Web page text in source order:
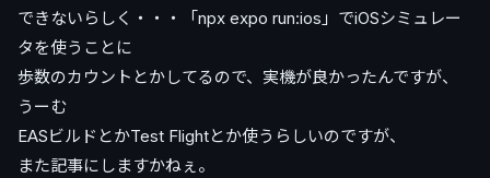
できないらしく・・・「npx expo run:ios」でiOSシミュレー
タを使うことに
歩数のカウントとかしてるので、実機が良かったんですが、
うーむ
EASビルドとかTest Flightとか使うらしいのですが、
また記事にしますかねぇ。